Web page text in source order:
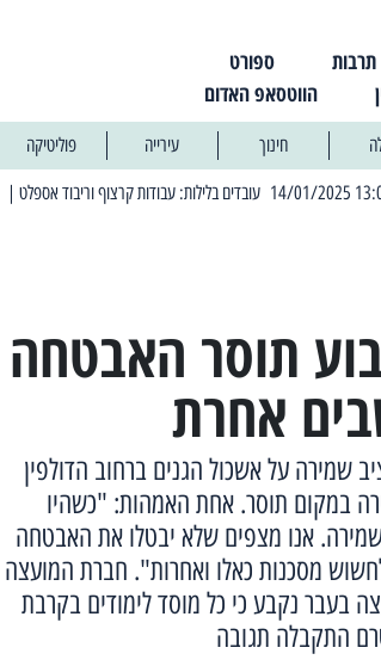
תרבות
ספורט
הווטסאפ האדום
חינוך עירייה פוליטיקה
| 11:30 03/03/2025 בחמישי הקרוב: הרחובות בהם תהיה הפסקת חשמל יזומה
תוסר האבטחה
אחרת
שמירה על אשכול הגנים ברחוב הדולפין
במקום תוסר. אחת האמהות: "כשהיו
אנו מצפים שלא יבטלו את האבטחה
מסכנות כאלו ואחרות". חברת המועצה
בעבר נקבע כי כל מוסד לימודים בקרבת
התקבלה תגובה